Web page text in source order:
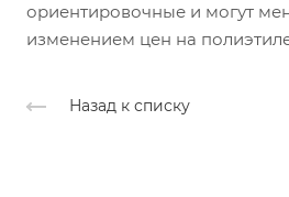
ориентировочные и могут
изменением цен на
Назад к списку